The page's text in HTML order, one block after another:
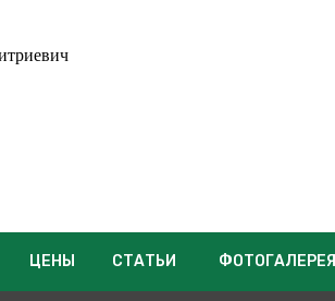
ЦЕНЫ СТАТЬИ ФОТОГАЛЕРЕЯ